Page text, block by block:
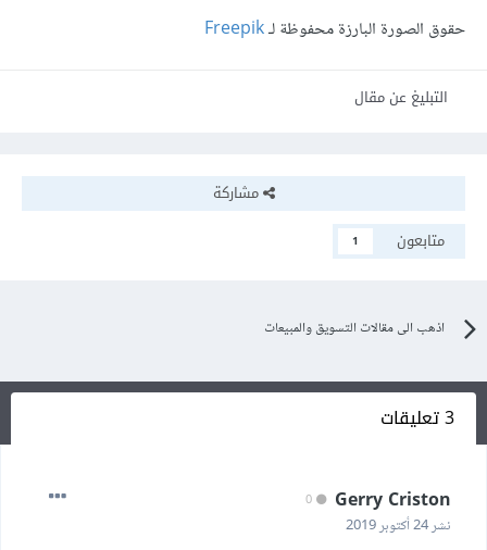
حقوق الصورة البارزة محفوظة لـFreepik
التبليغ عن مقال
مشاركة
متابعون
1
اذهب الى مقالات التسويق والمبيعات
3 تعليقات
Gerry Criston
نشر24 أكتوبر 2019